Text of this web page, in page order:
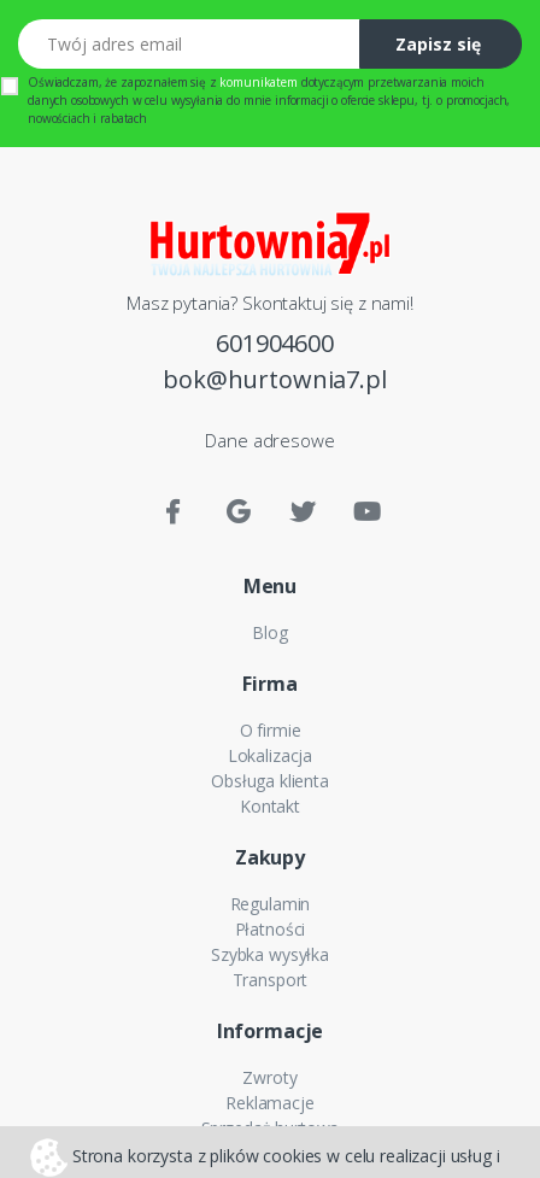
Strona korzysta z plików cookies w celu realizacji usług i
Twój adres email
Zapisz się
Oświadczam, że zapoznałem się z komunikatem dotyczącym przetwarzania moich
danych osobowych w celu wysyłania do mnie informacji o ofercie sklepu, tj. o promocjach,
nowościach i rabatach
Masz pytania? Skontaktuj się z nami!
601904600
bok@hurtownia7.pl
Dane adresowe
Menu
Blog
Firma
O firmie
Lokalizacja
Obsługa klienta
Kontakt
Zakupy
Regulamin
Płatności
Szybka wysyłka
Transport
Informacje
Zwroty
Reklamacje
Sprzedaż hurtowa
Zakup na raty